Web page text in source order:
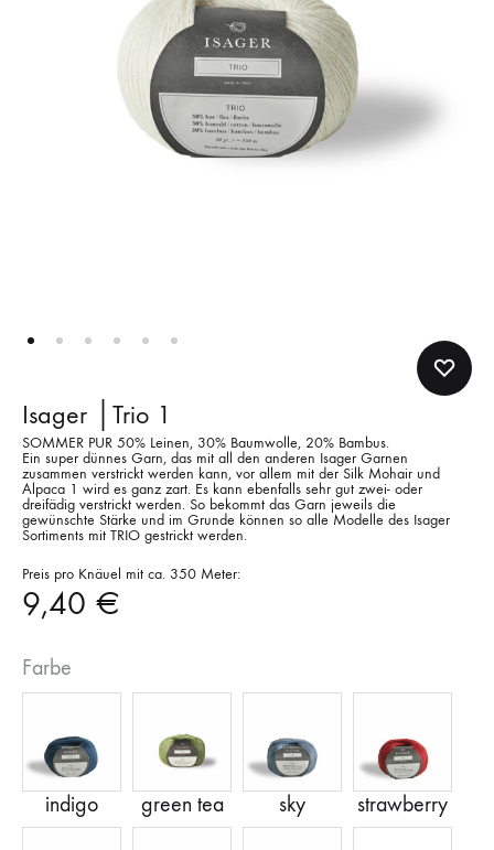
Isager │Trio 1
SOMMER PUR 50% Leinen, 30% Baumwolle, 20% Bambus.
Ein super dünnes Garn, das mit all den anderen Isager Garnen
zusammen verstrickt werden kann, vor allem mit der Silk Mohair und
Alpaca 1 wird es ganz zart. Es kann ebenfalls sehr gut zwei- oder
dreifädig verstrickt werden. So bekommt das Garn jeweils die
gewünschte Stärke und im Grunde können so alle Modelle des Isager
Sortiments mit TRIO gestrickt werden.
Preis pro Knäuel mit ca. 350 Meter:
9,40 €
Farbe